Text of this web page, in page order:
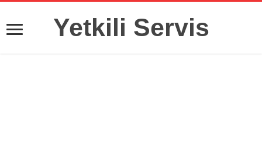
Yetkili Servis